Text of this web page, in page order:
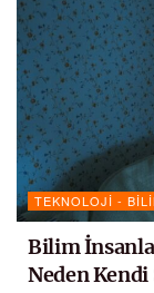
TEKNOLOJI -
Bilim
Neden Kendi